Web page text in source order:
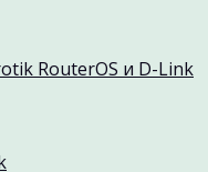
RouterOS и D-Link